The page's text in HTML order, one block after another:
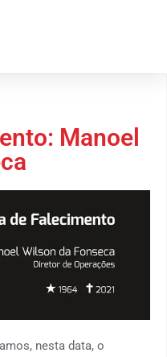
Manoel
nesta data, o